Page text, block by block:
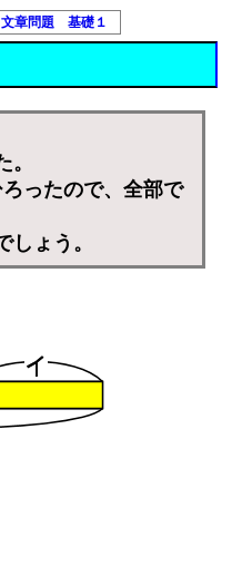
文章問題 基礎１
ったので、全部で
しょう。